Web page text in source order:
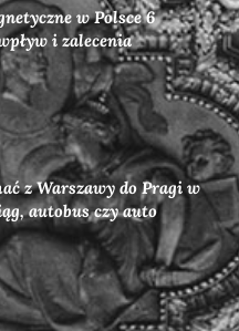
w Polsce 6
i zalecenia
z Warszawy do Pragi w
autobus czy auto